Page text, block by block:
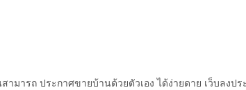
ารถ ประกาศขายบ้านด้วยตัวเอง ได้ง่ายดาย เว็บลง